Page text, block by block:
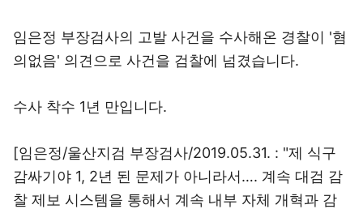
임은정 부장검사의 고발 사건을 수사해온 경찰이 '혐
의없음' 의견으로 사건을 검찰에 넘겼습니다.
수사 착수 1년 만입니다.
[임은정/울산지검 부장검사/2019.05.31. : "제 식구
감싸기야 1, 2년 된 문제가 아니라서…. 계속 대검 감
찰 제보 시스템을 통해서 계속 내부 자체 개혁과 감